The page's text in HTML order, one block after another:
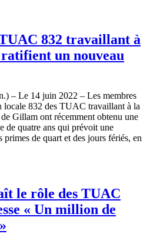
832 travaillant à
un nouveau
– Le 14 juin 2022 – Les membres
locale 832 des TUAC travaillant à la
Gillam ont récemment obtenu une
de quatre ans qui prévoit une
primes de quart et des jours fériés, en
le rôle des TUAC
« Un million de